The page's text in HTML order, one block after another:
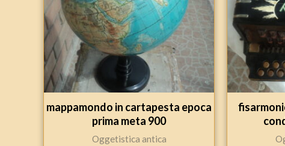
mappamondo in cartapesta epoca
prima meta 900
Oggetistica antica